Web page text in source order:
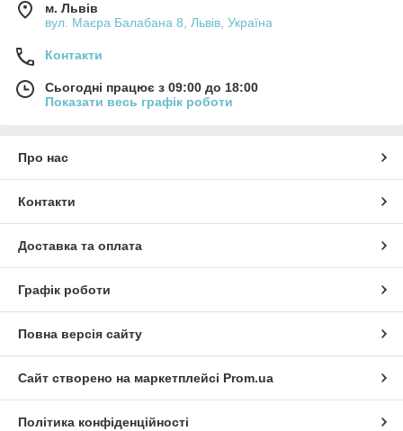
м. Львів
вул. Маєра Балабана 8, Львів, Україна
Контакти
Сьогодні працює з 09:00 до 18:00
Показати весь графік роботи
Про нас
Контакти
Доставка та оплата
Графік роботи
Повна версія сайту
Сайт створено на маркетплейсі Prom.ua
Політика конфіденційності